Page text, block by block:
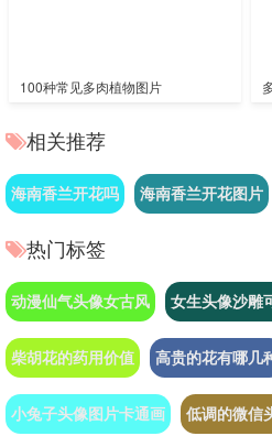
100种常见多肉植物图片
相关推荐
海南香兰开花吗 海南香兰开花图片
热门标签
动漫仙气头像女古风 女生头像沙雕
柴胡花的药用价值 高贵的花有哪几
小兔子头像图片卡通画 低调的微信